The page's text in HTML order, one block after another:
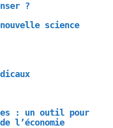
?
science
: un outil pour
l’économie